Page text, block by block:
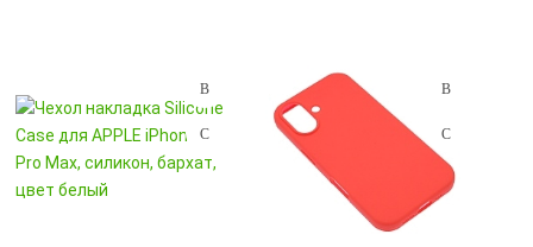
Мятный
Небесно-голубой